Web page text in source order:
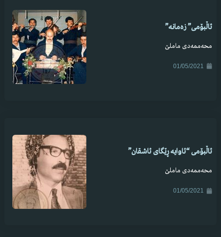
ئاڵبۆمی” زەمانە”
محەممەدی ماملێ
01/05/2021
ئاڵبۆمی “ئاوایە ڕێگای ئاشقان”
محەممەدی ماملێ
01/05/2021